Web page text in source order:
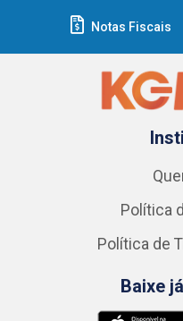
Notas Fiscais
Política
Política de
Baixe